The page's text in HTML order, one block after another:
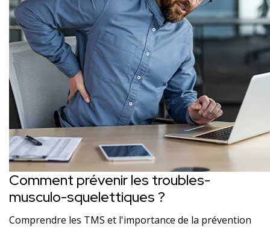
Comment prévenir les troubles-
musculo-squelettiques ?
Comprendre les TMS et l'importance de la prévention